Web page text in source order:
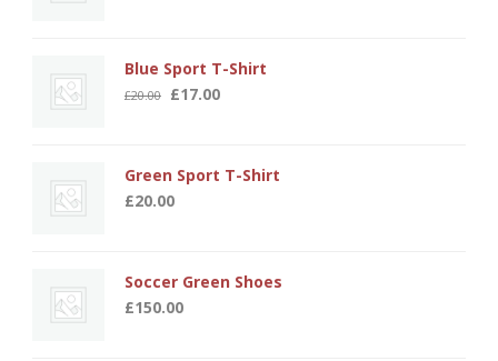
Blue Sport T-Shirt
£20.00 Original
£20.00.
£17.00Current
£17.00.
Green Sport T-Shirt
£20.00
Soccer Green Shoes
£150.00